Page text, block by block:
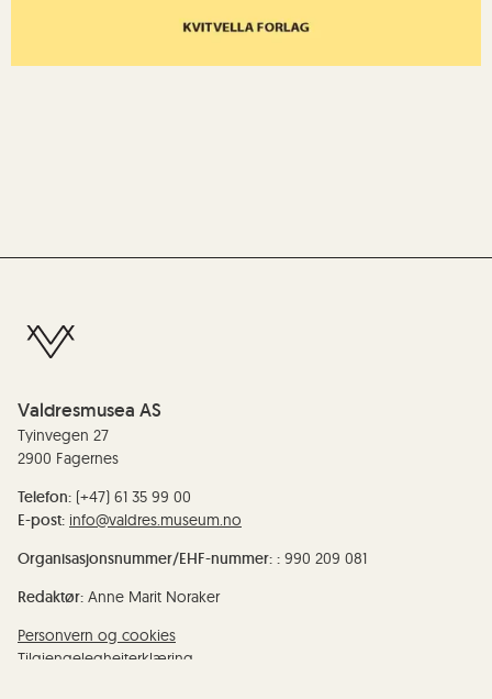
Valdresmusea AS
Tyinvegen 27
2900 Fagernes
Telefon: (+47) 61 35 99 00
E-post: info@valdres.museum.no
Organisasjonsnummer/EHF-nummer: : 990 209 081
Redaktør: Anne Marit Noraker
Personvern og cookies
Tilgjengelegheiterklæring